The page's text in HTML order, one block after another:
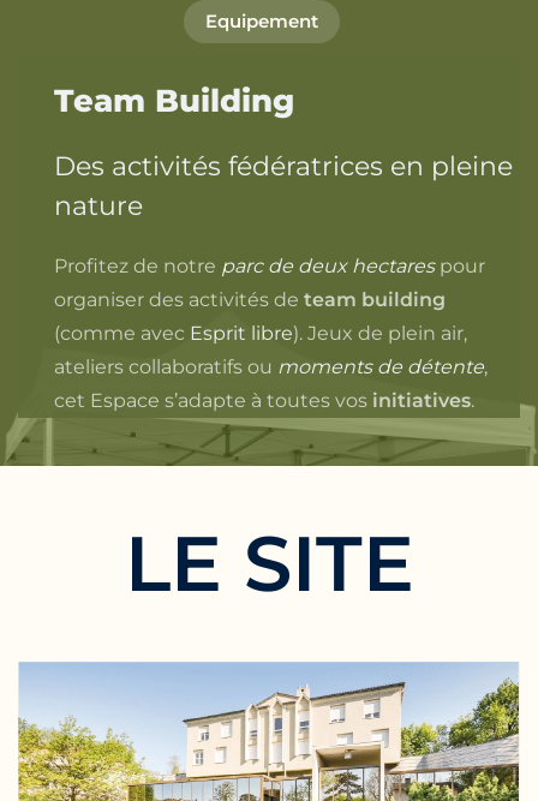
Equipement
Team Building
Des activités fédératrices en pleine
nature
Profitez de notre parc de deux hectarespour
organiser des activités de team building
(comme avec Esprit libre). Jeux de plein air,
ateliers collaboratifs ou moments de détente,
cet Espace s’adapte à toutes vos initiatives.
LE SITE